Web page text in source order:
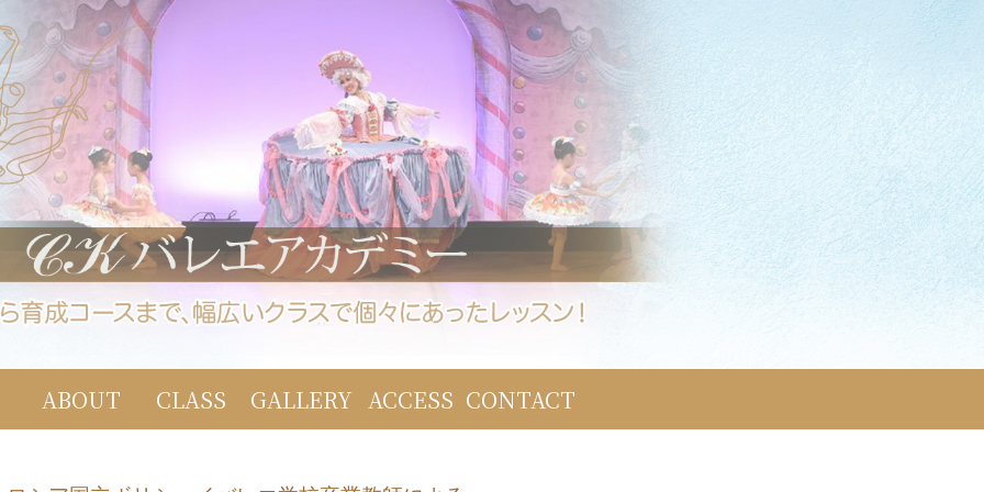
ABOUT CLASS GALLERY ACCESS CONTACT